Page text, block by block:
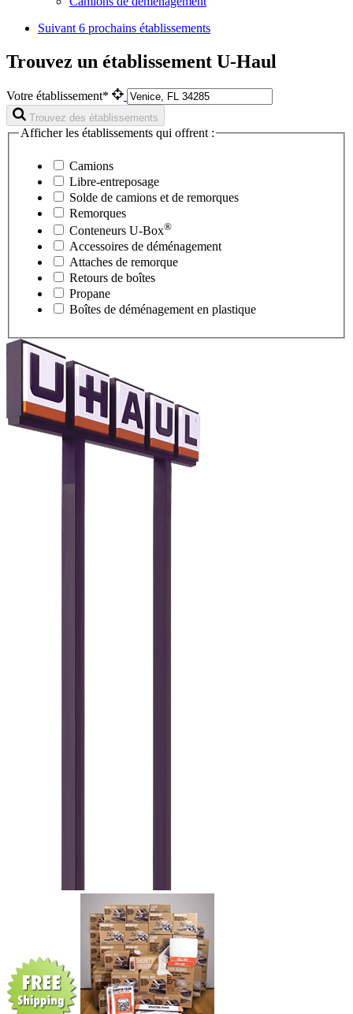
Suivant 6 prochains établissements
Trouvez un établissement U-Haul
Votre établissement*
Trouvez des établissements
Afficher les établissements qui offrent :
Camions
Libre-entreposage
Solde de camions et de remorques
Remorques
Conteneurs U-Box®
Accessoires de déménagement
Attaches de remorque
Retours de boîtes
Propane
Boîtes de déménagement en plastique